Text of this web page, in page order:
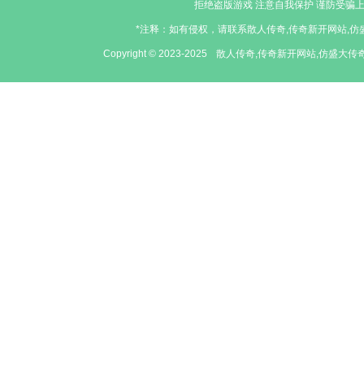
拒绝盗版游戏 注意自我保护 谨防受骗
*注释：如有侵权，请联系散人传奇,传奇新开网站,
Copyright © 2023-2025 散人传奇,传奇新开网站,仿盛大传